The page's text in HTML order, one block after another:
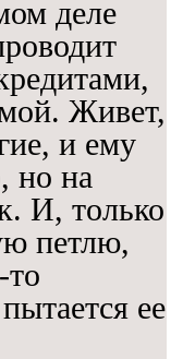
деле
Живет,
и ему
но на
И, только
петлю,
то
ее